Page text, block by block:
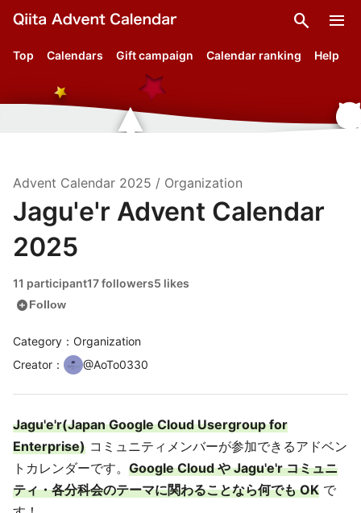
search menu
Top Calendars Gift campaign Calendar ranking Help
Advent Calendar 2025 / Organization
Jagu'e'r Advent Calendar
2025
11 participant17 followers5 likes
add_circleFollow
Category：Organization
Creator ： @AoTo0330
Jagu'e'r(Japan Google Cloud Usergroup for
Enterprise) コミュニティメンバーが参加できるアドベン
トカレンダーです。 Google Cloud や Jagu'e'r コミュニ
ティ・各分科会のテーマに関わることなら何でも OK で